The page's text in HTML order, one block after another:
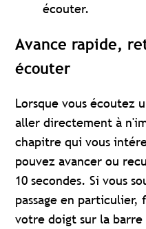
écouter.
Avance rapide,
écouter
Lorsque vous écoutez
aller directement à
chapitre qui vous
pouvez avancer ou
10 secondes. Si vous
passage en particulier,
votre doigt sur la